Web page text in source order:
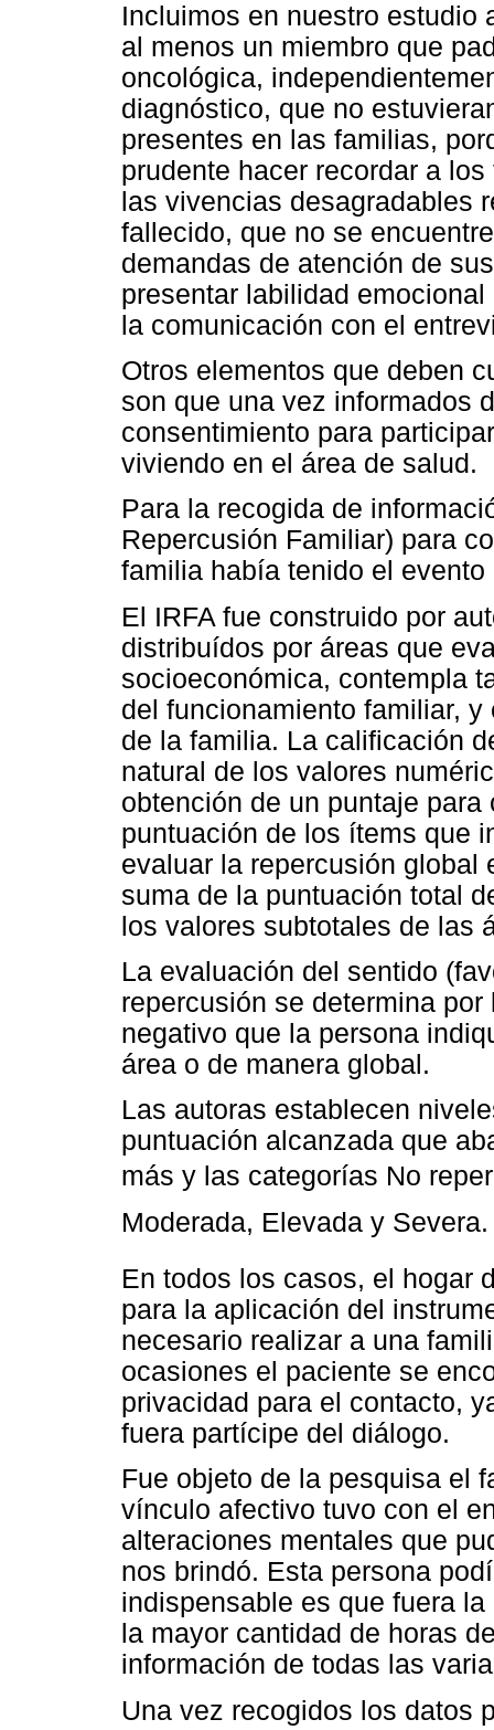
Incluimos en nuestro estudio
al menos un miembro que
oncológica,
diagnóstico, que no
presentes en las familias,
prudente hacer recordar a
las vivencias desagradables
fallecido, que no se
demandas de atención de
presentar labilidad
la comunicación con el
Otros elementos que deben
son que una vez informados
consentimiento para
viviendo en el área de salud.
Para la recogida de
Repercusión Familiar) para
familia había tenido el
El IRFA fue construido por
distribuídos por áreas que
socioeconómica, contempla
del funcionamiento familiar,
de la familia. La calificación
natural de los valores
obtención de un puntaje
puntuación de los ítems que
evaluar la repercusión global
suma de la puntuación total
los valores subtotales de las
La evaluación del sentido
repercusión se determina
negativo que la persona
área o de manera global.
Las autoras establecen
puntuación alcanzada que
más y las categorías No
Moderada, Elevada y Severa.
En todos los casos, el hogar
para la aplicación del
necesario realizar a una
ocasiones el paciente se
privacidad para el contacto,
fuera partícipe del diálogo.
Fue objeto de la pesquisa el
vínculo afectivo tuvo con el
alteraciones mentales que
nos brindó. Esta persona
indispensable es que fuera
la mayor cantidad de horas
información de todas las
Una vez recogidos los datos